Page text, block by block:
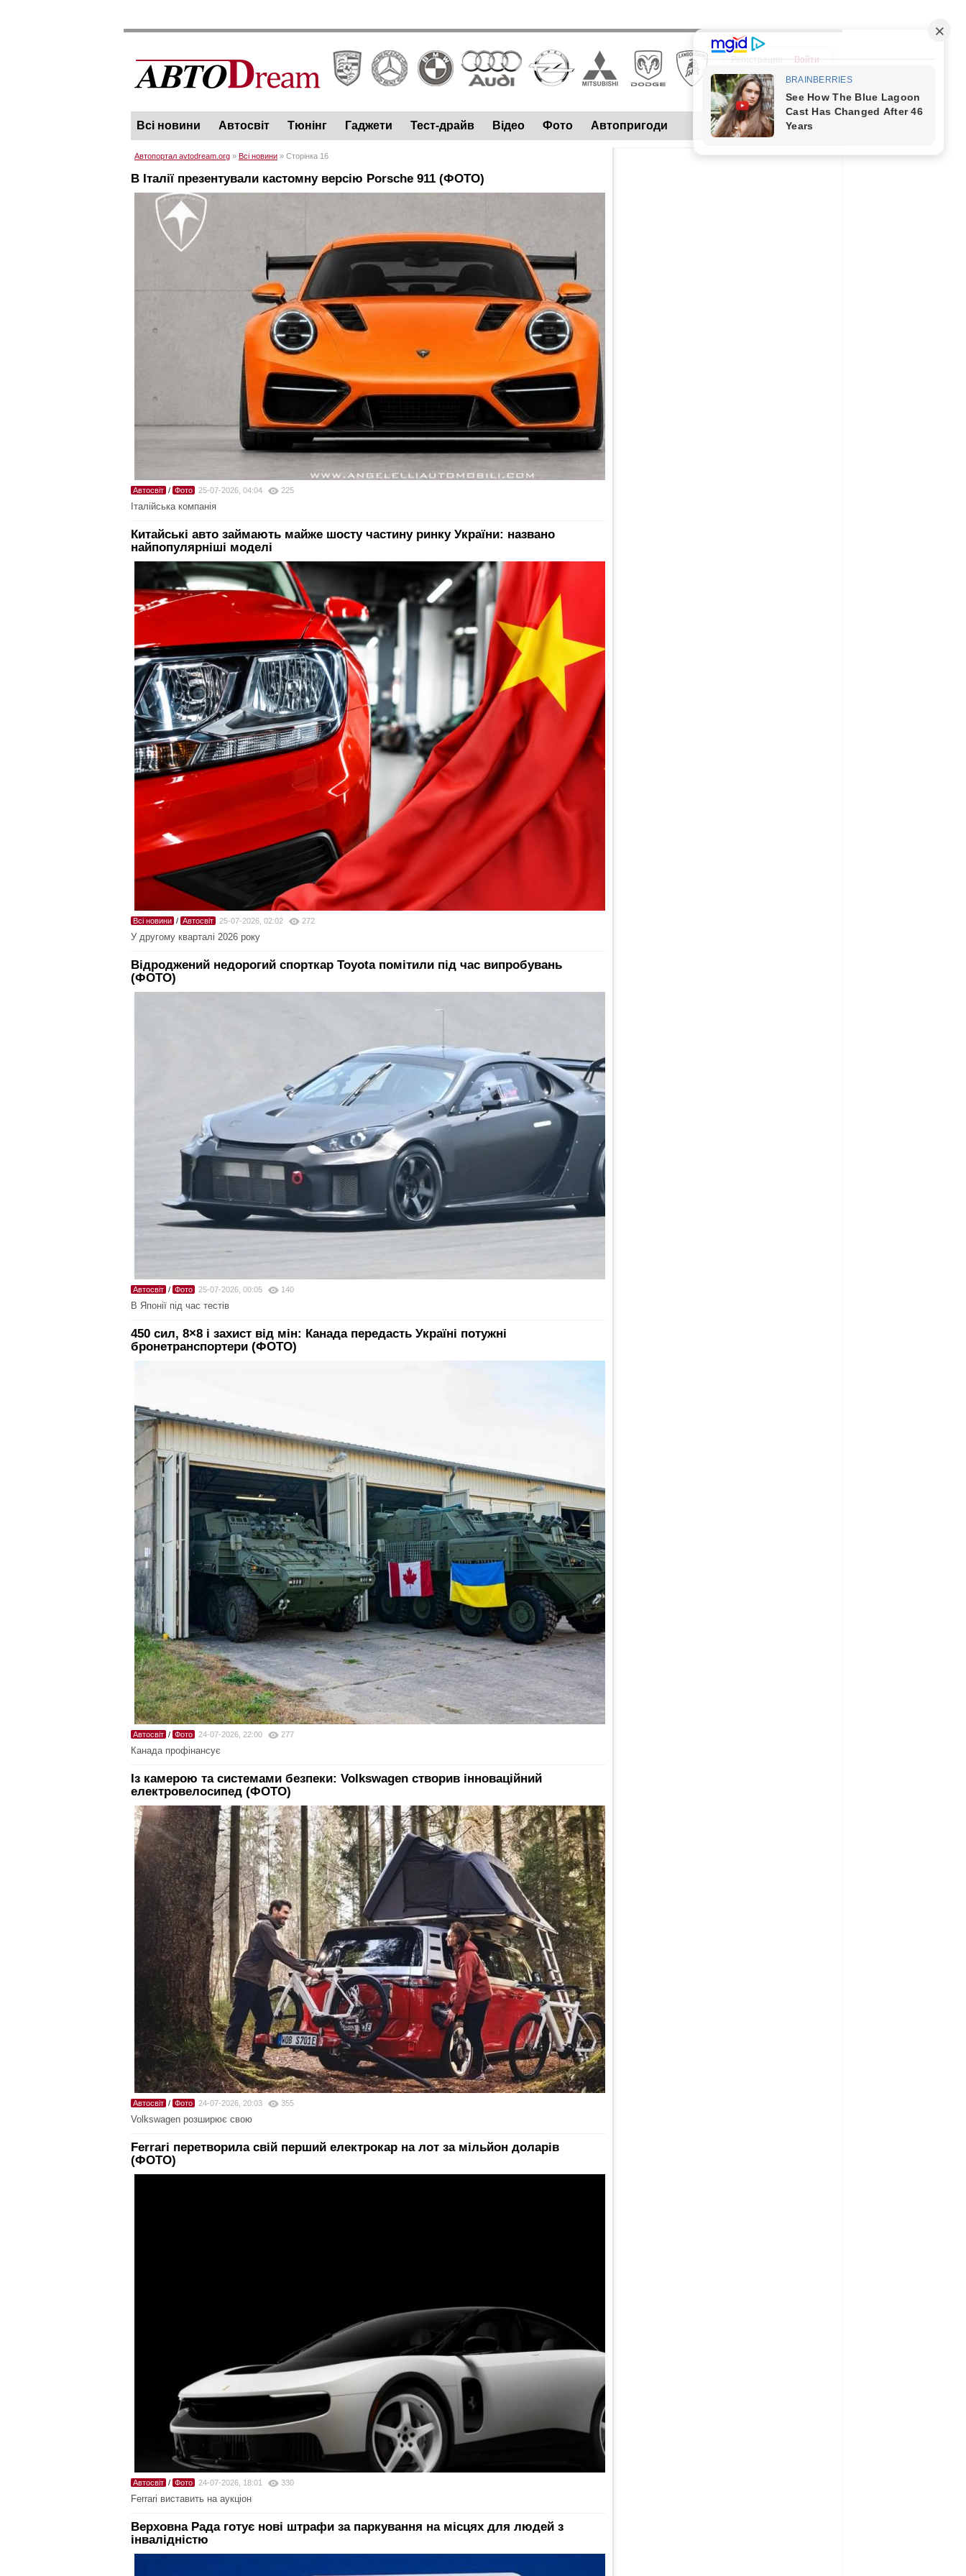
Регистрация Войти
Всі новини Автосвіт Тюнінг Гаджети Тест-драйв Відео Фото Автопригоди
Автопортал avtodream.org » Всі новини » Сторінка 16
В Італії презентували кастомну версію Porsche 911 (ФОТО)
Автосвіт / Фото 25-07-2026, 04:04 225
Італійська компанія
Китайські авто займають майже шосту частину ринку України: названо
найпопулярніші моделі
Всі новини / Автосвіт 25-07-2026, 02:02 272
У другому кварталі 2026 року
Відроджений недорогий спорткар Toyota помітили під час випробувань
(ФОТО)
Автосвіт / Фото 25-07-2026, 00:05 140
В Японії під час тестів
450 сил, 8×8 і захист від мін: Канада передасть Україні потужні
бронетранспортери (ФОТО)
Автосвіт / Фото 24-07-2026, 22:00 277
Канада профінансує
Із камерою та системами безпеки: Volkswagen створив інноваційний
електровелосипед (ФОТО)
Автосвіт / Фото 24-07-2026, 20:03 355
Volkswagen розширює свою
Ferrari перетворила свій перший електрокар на лот за мільйон доларів
(ФОТО)
Автосвіт / Фото 24-07-2026, 18:01 330
Ferrari виставить на аукціон
Верховна Рада готує нові штрафи за паркування на місцях для людей з
інвалідністю